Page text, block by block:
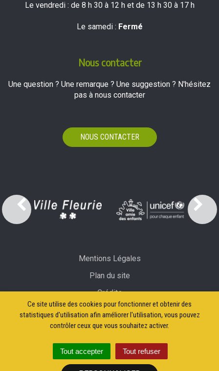
Ce site utilise des cookies pour fonctionner et obtenir des
statistiques d'utilisation afin améliorer l'utilisation, vous pouvez
contrôler ceux que vous souhaitez activer.
Tout accepter Tout refuser
Le vendredi : de 8 h 30 à 12 h et de 13 h 30 à 17 h
Le samedi : Fermé
Nous contacter
Une question ? Une remarque ? Une suggestion ? N'hésitez
pas à nous contacter
NOUS CONTACTER
Mentions Légales
Plan du site
Crédits
Accessibilité: partiellement conforme